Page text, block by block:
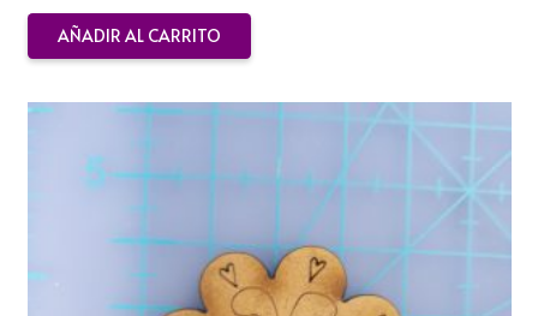
AÑADIR AL CARRITO